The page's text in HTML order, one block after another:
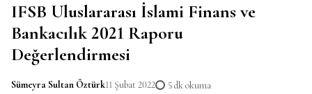
IFSB Uluslararası İslami Finans ve
Bankacılık 2021 Raporu
Değerlendirmesi
Sümeyra Sultan Öztürk11 Şubat 2022 5 dk okuma